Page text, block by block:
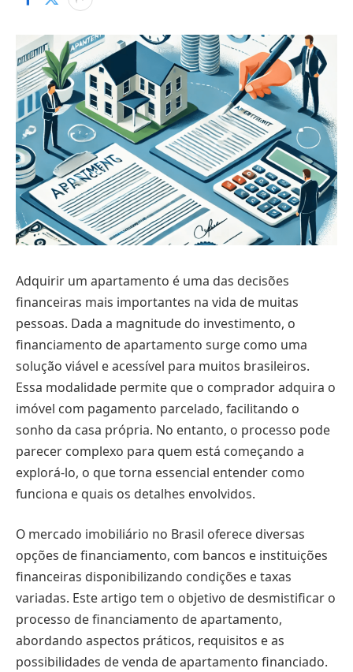
Adquirir um apartamento é uma das decisões
financeiras mais importantes na vida de muitas
pessoas. Dada a magnitude do investimento, o
financiamento de apartamento surge como uma
solução viável e acessível para muitos brasileiros.
Essa modalidade permite que o comprador adquira o
imóvel com pagamento parcelado, facilitando o
sonho da casa própria. No entanto, o processo pode
parecer complexo para quem está começando a
explorá-lo, o que torna essencial entender como
funciona e quais os detalhes envolvidos.
O mercado imobiliário no Brasil oferece diversas
opções de financiamento, com bancos e instituições
financeiras disponibilizando condições e taxas
variadas. Este artigo tem o objetivo de desmistificar o
processo de financiamento de apartamento,
abordando aspectos práticos, requisitos e as
possibilidades de venda de apartamento financiado.